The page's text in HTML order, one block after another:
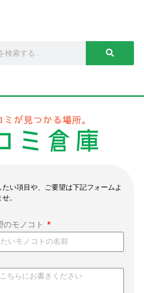
い項目や、ご要望は下記フォームよ
。
モノコト